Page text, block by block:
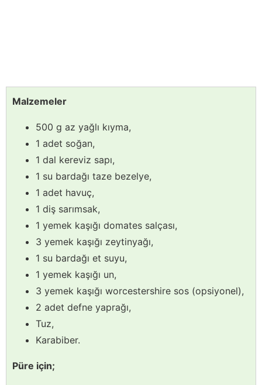
Malzemeler
500 g az yağlı kıyma,
1 adet soğan,
1 dal kereviz sapı,
1 su bardağı taze bezelye,
1 adet havuç,
1 diş sarımsak,
1 yemek kaşığı domates salçası,
3 yemek kaşığı zeytinyağı,
1 su bardağı et suyu,
1 yemek kaşığı un,
3 yemek kaşığı worcestershire sos (opsiyonel),
2 adet defne yaprağı,
Tuz,
Karabiber.
Püre için;